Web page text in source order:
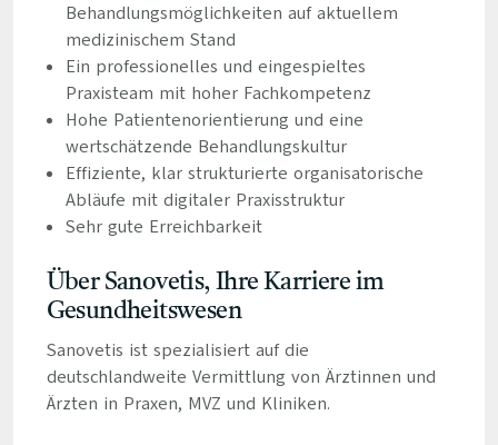
Behandlungsmöglichkeiten auf aktuellem
medizinischem Stand
Ein professionelles und eingespieltes
Praxisteam mit hoher Fachkompetenz
Hohe Patientenorientierung und eine
wertschätzende Behandlungskultur
Effiziente, klar strukturierte organisatorische
Abläufe mit digitaler Praxisstruktur
Sehr gute Erreichbarkeit
Über Sanovetis, Ihre Karriere im
Gesundheitswesen
Sanovetis ist spezialisiert auf die
deutschlandweite Vermittlung von Ärztinnen und
Ärzten in Praxen, MVZ und Kliniken.